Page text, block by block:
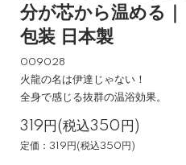
分が芯から温める
包装 日本製
009028
火龍の名は伊達じゃない！
全身で感じる抜群の温浴効果。
319円(税込350円)
定価：319円(税込350円)